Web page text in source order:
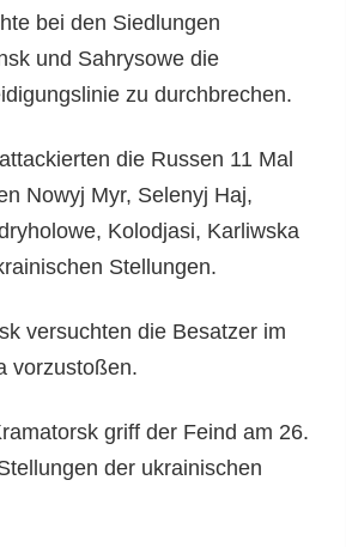
bei den Siedlungen
und Sahrysowe die
zu durchbrechen.
die Russen 11 Mal
Nowyj Myr, Selenyj Haj,
Kolodjasi, Karliwska
Stellungen.
versuchten die Besatzer im
vorzustoßen.
griff der Feind am 26.
der ukrainischen